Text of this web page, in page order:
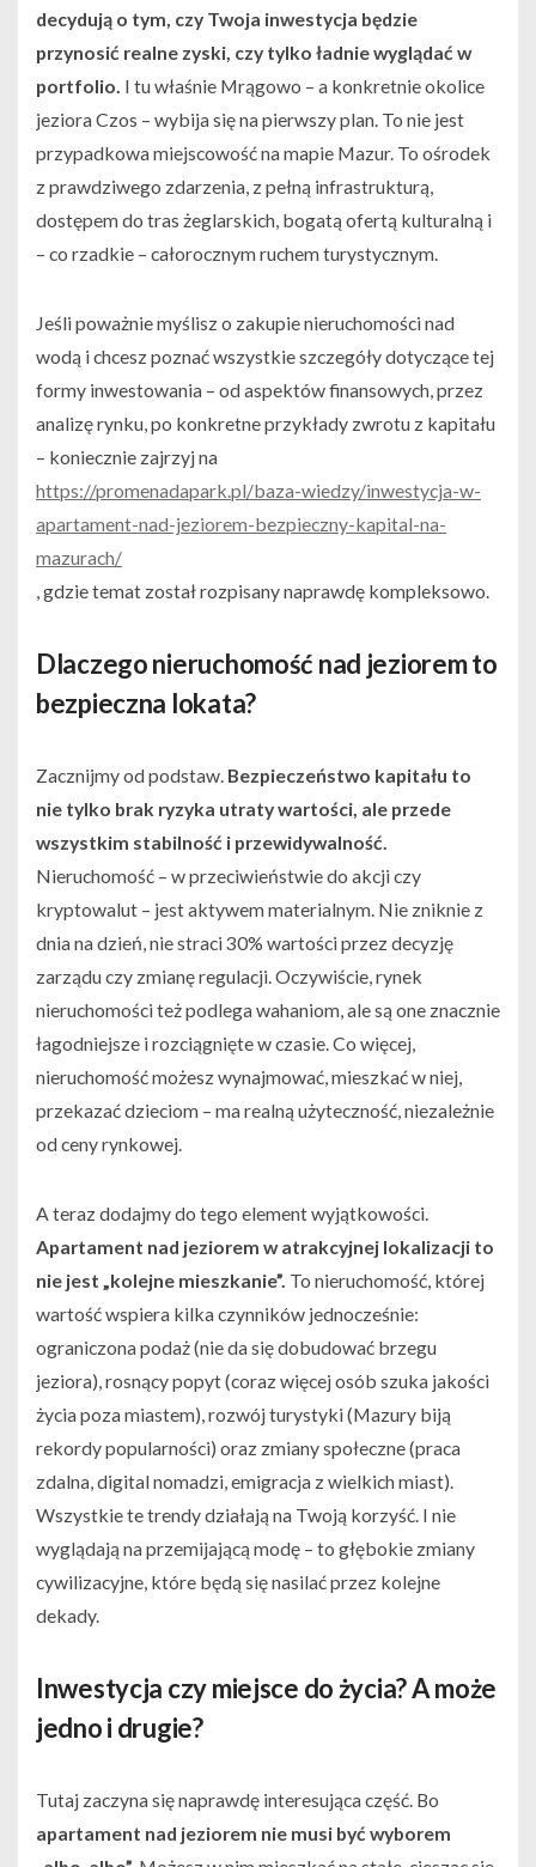
decydują o tym, czy Twoja inwestycja będzie
przynosić realne zyski, czy tylko ładnie wyglądać w
portfolio. I tu właśnie Mrągowo – a konkretnie okolice
jeziora Czos – wybija się na pierwszy plan. To nie jest
przypadkowa miejscowość na mapie Mazur. To ośrodek
z prawdziwego zdarzenia, z pełną infrastrukturą,
dostępem do tras żeglarskich, bogatą ofertą kulturalną i
– co rzadkie – całorocznym ruchem turystycznym.
Jeśli poważnie myślisz o zakupie nieruchomości nad
wodą i chcesz poznać wszystkie szczegóły dotyczące tej
formy inwestowania – od aspektów finansowych, przez
analizę rynku, po konkretne przykłady zwrotu z kapitału
– koniecznie zajrzyj na
https://promenadapark.pl/baza-wiedzy/inwestycja-w-
apartament-nad-jeziorem-bezpieczny-kapital-na-
mazurach/
, gdzie temat został rozpisany naprawdę kompleksowo.
Dlaczego nieruchomość nad jeziorem to
bezpieczna lokata?
Zacznijmy od podstaw. Bezpieczeństwo kapitału to
nie tylko brak ryzyka utraty wartości, ale przede
wszystkim stabilność i przewidywalność.
Nieruchomość – w przeciwieństwie do akcji czy
kryptowalut – jest aktywem materialnym. Nie zniknie z
dnia na dzień, nie straci 30% wartości przez decyzję
zarządu czy zmianę regulacji. Oczywiście, rynek
nieruchomości też podlega wahaniom, ale są one znacznie
łagodniejsze i rozciągnięte w czasie. Co więcej,
nieruchomość możesz wynajmować, mieszkać w niej,
przekazać dzieciom – ma realną użyteczność, niezależnie
od ceny rynkowej.
A teraz dodajmy do tego element wyjątkowości.
Apartament nad jeziorem w atrakcyjnej lokalizacji to
nie jest „kolejne mieszkanie”. To nieruchomość, której
wartość wspiera kilka czynników jednocześnie:
ograniczona podaż (nie da się dobudować brzegu
jeziora), rosnący popyt (coraz więcej osób szuka jakości
życia poza miastem), rozwój turystyki (Mazury biją
rekordy popularności) oraz zmiany społeczne (praca
zdalna, digital nomadzi, emigracja z wielkich miast).
Wszystkie te trendy działają na Twoją korzyść. I nie
wyglądają na przemijającą modę – to głębokie zmiany
cywilizacyjne, które będą się nasilać przez kolejne
dekady.
Inwestycja czy miejsce do życia? A może
jedno i drugie?
Tutaj zaczyna się naprawdę interesująca część. Bo
apartament nad jeziorem nie musi być wyborem